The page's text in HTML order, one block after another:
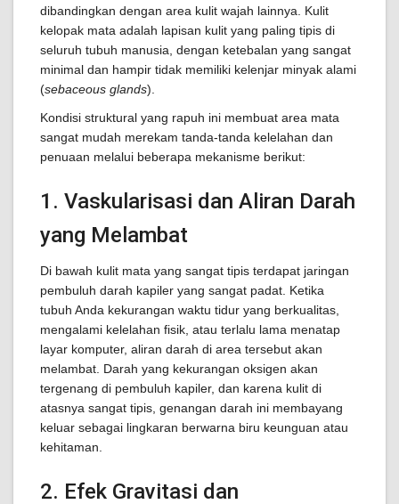
dibandingkan dengan area kulit wajah lainnya. Kulit
kelopak mata adalah lapisan kulit yang paling tipis di
seluruh tubuh manusia, dengan ketebalan yang sangat
minimal dan hampir tidak memiliki kelenjar minyak alami
(sebaceous glands).
Kondisi struktural yang rapuh ini membuat area mata
sangat mudah merekam tanda-tanda kelelahan dan
penuaan melalui beberapa mekanisme berikut:
1. Vaskularisasi dan Aliran Darah
yang Melambat
Di bawah kulit mata yang sangat tipis terdapat jaringan
pembuluh darah kapiler yang sangat padat. Ketika
tubuh Anda kekurangan waktu tidur yang berkualitas,
mengalami kelelahan fisik, atau terlalu lama menatap
layar komputer, aliran darah di area tersebut akan
melambat. Darah yang kekurangan oksigen akan
tergenang di pembuluh kapiler, dan karena kulit di
atasnya sangat tipis, genangan darah ini membayang
keluar sebagai lingkaran berwarna biru keunguan atau
kehitaman.
2. Efek Gravitasi dan